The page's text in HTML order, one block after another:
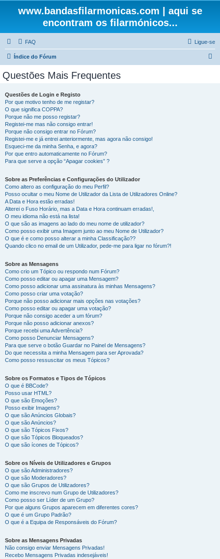
www.bandasfilarmonicas.com | aqui se
encontram os filarmónicos...
FAQ Ligue-se
Índice do Fórum
Questões Mais Frequentes
Questões de Login e Registo
Por que motivo tenho de me registar?
O que significa COPPA?
Porque não me posso registar?
Registei-me mas não consigo entrar!
Porque não consigo entrar no Fórum?
Registei-me e já entrei anteriormente, mas agora não consigo!
Esqueci-me da minha Senha, e agora?
Por que entro automaticamente no Fórum?
Para que serve a opção “Apagar cookies” ?
Sobre as Preferências e Configurações do Utilizador
Como altero as configuração do meu Perfil?
Posso ocultar o meu Nome de Utilizador da Lista de Utilizadores Online?
A Data e Hora estão erradas!
Alterei o Fuso Horário, mas a Data e Hora continuam erradas!,
O meu idioma não está na lista!
O que são as imagens ao lado do meu nome de utilizador?
Como posso exibir uma Imagem junto ao meu Nome de Utilizador?
O que é e como posso alterar a minha Classificação??
Quando clico no email de um Utilizador, pede-me para ligar no fórum?!
Sobre as Mensagens
Como crio um Tópico ou respondo num Fórum?
Como posso editar ou apagar uma Mensagem?
Como posso adicionar uma assinatura às minhas Mensagens?
Como posso criar uma votação?
Porque não posso adicionar mais opções nas votações?
Como posso editar ou apagar uma votação?
Porque não consigo aceder a um fórum?
Porque não posso adicionar anexos?
Porque recebi uma Advertência?
Como posso Denunciar Mensagens?
Para que serve o botão Guardar no Painel de Mensagens?
Do que necessita a minha Mensagem para ser Aprovada?
Como posso ressuscitar os meus Tópicos?
Sobre os Formatos e Tipos de Tópicos
O que é BBCode?
Posso usar HTML?
O que são Emoções?
Posso exibir Imagens?
O que são Anúncios Globais?
O que são Anúncios?
O que são Tópicos Fixos?
O que são Tópicos Bloqueados?
O que são ícones de Tópicos?
Sobre os Níveis de Utilizadores e Grupos
O que são Administradores?
O que são Moderadores?
O que são Grupos de Utilizadores?
Como me inscrevo num Grupo de Utilizadores?
Como posso ser Líder de um Grupo?
Por que alguns Grupos aparecem em diferentes cores?
O que é um Grupo Padrão?
O que é a Equipa de Responsáveis do Fórum?
Sobre as Mensagens Privadas
Não consigo enviar Mensagens Privadas!
Recebo Mensagens Privadas indesejáveis!